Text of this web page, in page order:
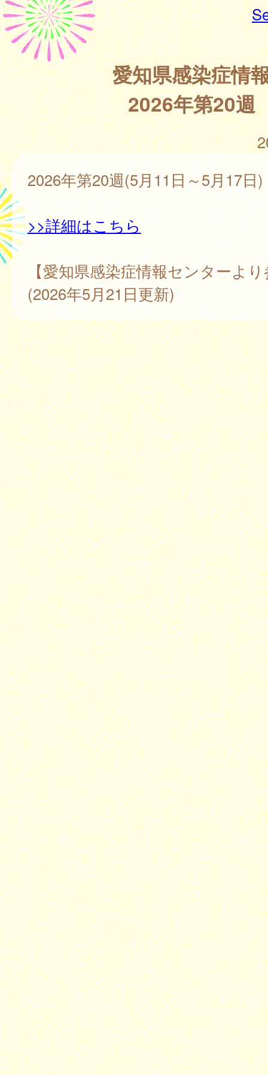
愛知県感染症情
2026年第20週
2026年第20週(5月11日～5月17日)
>>詳細はこちら
【愛知県感染症情報センターよ
(2026年5月21日更新)